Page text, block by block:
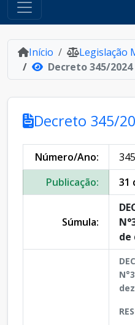
Início Legislação
Decreto 345/2024
Decreto 345/
Número/Ano:
Publicação:
31
Súmula:
de